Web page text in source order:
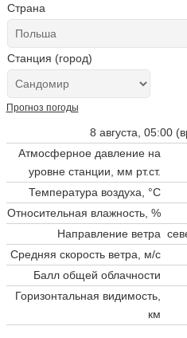
Страна
Станция (город)
Прогноз погоды
8 августа, 05:00
Атмосферное давление на
уровне станции, мм рт.ст.
Температура воздуха, °C
Относительная влажность, %
Направление ветра
Средняя скорость ветра, м/с
Балл общей облачности
Горизонтальная видимость,
км